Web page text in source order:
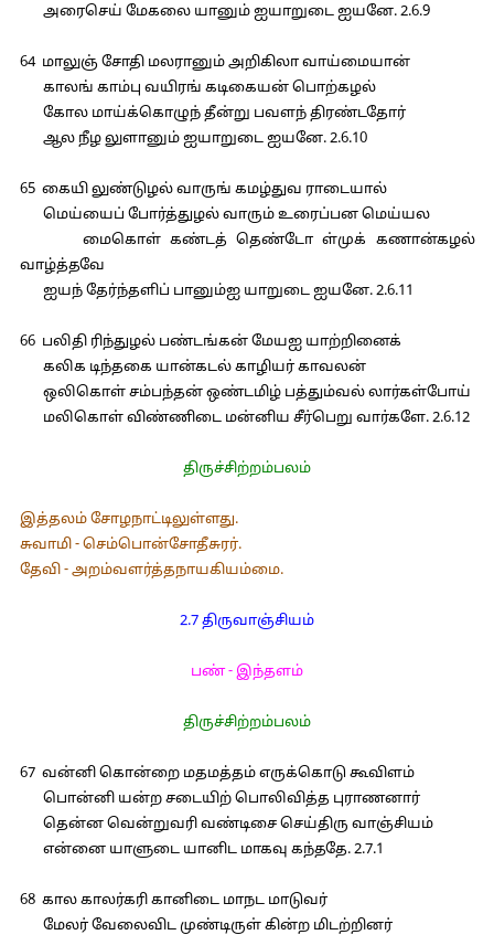
அரைசெய் மேகலை யானும் ஐயாறுடை ஐயனே. 2.6.9
64 மாலுஞ் சோதி மலரானும் அறிகிலா வாய்மையான்
காலங் காம்பு வயிரங் கடிகையன் பொற்கழல்
கோல மாய்க்கொழுந் தீன்று பவளந் திரண்டதோர்
ஆல நீழ லுளானும் ஐயாறுடை ஐயனே. 2.6.10
65 கையி லுண்டுழல் வாருங் கமழ்துவ ராடையால்
மெய்யைப் போர்த்துழல் வாரும் உரைப்பன மெய்யல
மைகொள் கண்டத் தெண்டோ ள்முக் கணான்கழல்
வாழ்த்தவே
ஐயந் தேர்ந்தளிப் பானும்ஐ யாறுடை ஐயனே. 2.6.11
66 பலிதி ரிந்துழல் பண்டங்கன் மேயஐ யாற்றினைக்
கலிக டிந்தகை யான்கடல் காழியர் காவலன்
ஒலிகொள் சம்பந்தன் ஒண்டமிழ் பத்தும்வல் லார்கள்போய்
மலிகொள் விண்ணிடை மன்னிய சீர்பெறு வார்களே. 2.6.12
திருச்சிற்றம்பலம்
இத்தலம் சோழநாட்டிலுள்ளது.
சுவாமி - செம்பொன்சோதீசுரர்.
தேவி - அறம்வளர்த்தநாயகியம்மை.
2.7 திருவாஞ்சியம்
பண் - இந்தளம்
திருச்சிற்றம்பலம்
67 வன்னி கொன்றை மதமத்தம் எருக்கொடு கூவிளம்
பொன்னி யன்ற சடையிற் பொலிவித்த புராணனார்
தென்ன வென்றுவரி வண்டிசை செய்திரு வாஞ்சியம்
என்னை யாளுடை யானிட மாகவு கந்ததே. 2.7.1
68 கால காலர்கரி கானிடை மாநட மாடுவர்
மேலர் வேலைவிட முண்டிருள் கின்ற மிடற்றினர்